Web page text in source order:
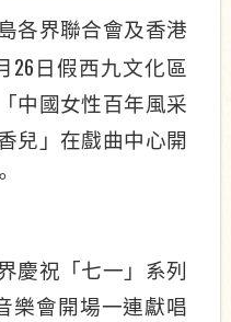
各界聯合會及香港
26 日假西九文化區
中國女性百年風采
兒」在戲曲中心開
慶祝「七一」系列
樂會開場一連獻唱